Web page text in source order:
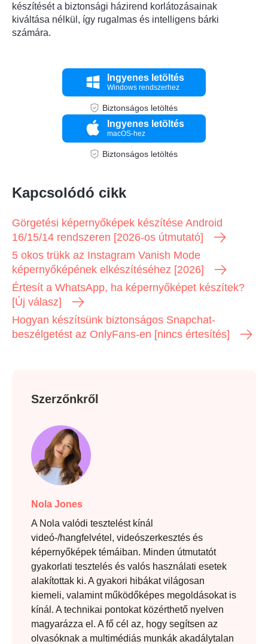
készítését a biztonsági házirend korlátozásainak
kiváltása nélkül, így rugalmas és intelligens bárki
számára.
Ingyenes letöltés
Windows rendszerhez
Biztonságos letöltés
Ingyenes letöltés
macOS-hez
Biztonságos letöltés
Kapcsolódó cikk
Görgetési képernyőképek készítése Android
16/15/14 rendszeren [2026-os útmutató]
5 okos trükk az Instagram Vanish Mode
képernyőképének elkészítéséhez [2026]
Értesít a WhatsApp, ha képernyőképet készítek?
[Új válasz]
Hogyan készítsünk biztonságos Snapchat-
beszélgetést az OnlyFans-en [nincs értesítés]
Szerzőnkről
Nola Jones
A Nola valódi tesztelést kínál
videó-/hangfelvétel, videószerkesztés és
képernyőképek témáiban. Minden útmutatót
gyakorlati tesztelés és valós használati esetek
alakítottak ki. A gyakori hibákat világosan
kiemeli, valamint működőképes megoldásokat is
kínál. A technikai pontokat közérthető nyelven
magyarázza el. A fő cél az, hogy segítsen az
olvasóknak a multimédiás munkák akadálytalan